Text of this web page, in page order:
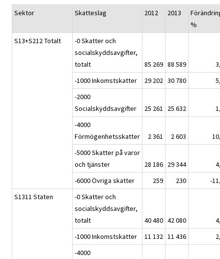
Sektor Skatteslag 2012 2013
%
S13+S212 Totalt
-0 Skatter och
socialskyddsavgifter,
totalt
85 269 88 589
-1000 Inkomstskatter
29 202 30 780
-2000
Socialskyddsavgifter
25 261 25 632
-4000
Förmögenhetsskatter
2 361 2 603
-5000 Skatter på varor
och tjänster
28 186 29 344
-6000 Övriga skatter
259 230
-
S1311 Staten
-0 Skatter och
socialskyddsavgifter,
totalt
40 480 42 080
-1000 Inkomstskatter
11 132 11 436
-4000